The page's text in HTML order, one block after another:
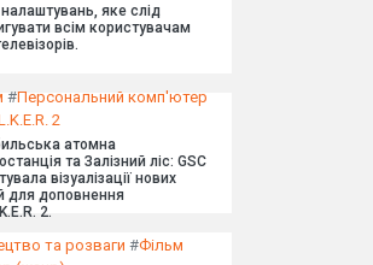
яке слід
всім користувачам
#Персональний комп'ютер
2
атомна
та Залізний ліс: GSC
візуалізації нових
для доповнення
2.
та розваги #Фільм